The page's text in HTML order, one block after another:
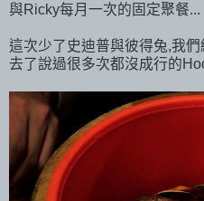
與Ricky每月一次的固定聚餐...
這次少了史迪普與彼得兔,我
去了說過很多次都沒成行的